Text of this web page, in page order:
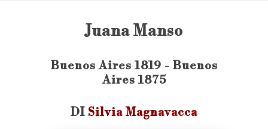
Juana Manso
Buenos Aires 1819 - Buenos
Aires 1875
DI Silvia Magnavacca